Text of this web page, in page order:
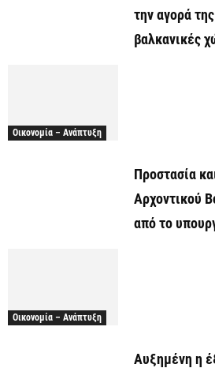
την αγορά
βαλκανικές
Οικονομία – Ανάπτυξη
Προστασία
Αρχοντικού
από το
Οικονομία – Ανάπτυξη
Αυξημένη η